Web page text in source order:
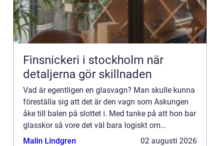
Finsnickeri i stockholm när
detaljerna gör skillnaden
Vad är egentligen en glasvagn? Man skulle kunna
föreställa sig att det är den vagn som Askungen
åke till balen på slottet i. Med tanke på att hon bar
glasskor så vore det väl bara logiskt om
transporten också bestod av glas. Hon åkte ju
Malin Lindgren 02 augusti 2026